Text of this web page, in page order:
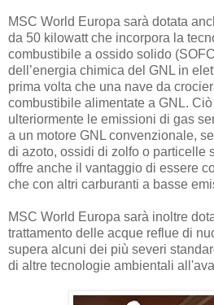
MSC World Europa sarà dotata
da 50 kilowatt che incorpora la
combustibile a ossido solido
dell’energia chimica del GNL in
prima volta che una nave da
combustibile alimentate a GNL.
ulteriormente le emissioni di gas
a un motore GNL convenzionale,
di azoto, ossidi di zolfo o particelle
offre anche il vantaggio di essere
che con altri carburanti a basse
MSC World Europa sarà inoltre
trattamento delle acque reflue di
supera alcuni dei più severi
di altre tecnologie ambientali